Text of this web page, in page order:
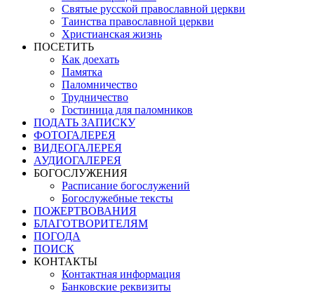
Святые русской православной церкви
Таинства православной церкви
Христианская жизнь
ПОСЕТИТЬ
Как доехать
Памятка
Паломничество
Трудничество
Гостиница для паломников
ПОДАТЬ ЗАПИСКУ
ФОТОГАЛЕРЕЯ
ВИДЕОГАЛЕРЕЯ
АУДИОГАЛЕРЕЯ
БОГОСЛУЖЕНИЯ
Расписание богослужений
Богослужебные тексты
ПОЖЕРТВОВАНИЯ
БЛАГОТВОРИТЕЛЯМ
ПОГОДА
ПОИСК
КОНТАКТЫ
Контактная информация
Банковские реквизиты